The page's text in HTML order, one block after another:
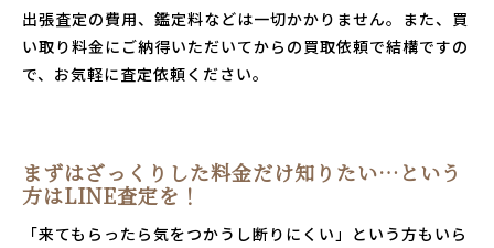
出張査定の費用、鑑定料などは一切かかりません。また、買
い取り料金にご納得いただいてからの買取依頼で結構ですの
で、お気軽に査定依頼ください。
まずはざっくりした料金だけ知りたい…という
方はLINE査定を！
「来てもらったら気をつかうし断りにくい」という方もいら